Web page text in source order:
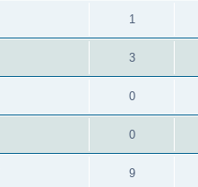
1
3
0
0
9